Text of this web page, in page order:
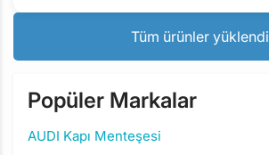
Tüm ürünler yüklendi
Popüler Markalar
AUDI Kapı Menteşesi